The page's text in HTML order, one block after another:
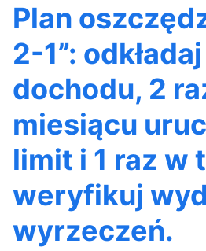
Plan
2-1”:
dochodu, 2
miesiącu
limit i 1 raz w
weryfikuj
wyrzeczeń.